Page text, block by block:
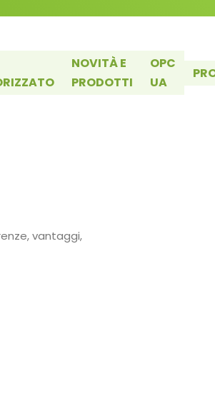
NOVITÀ E
PRODOTTI
OPC
UA
vantaggi,